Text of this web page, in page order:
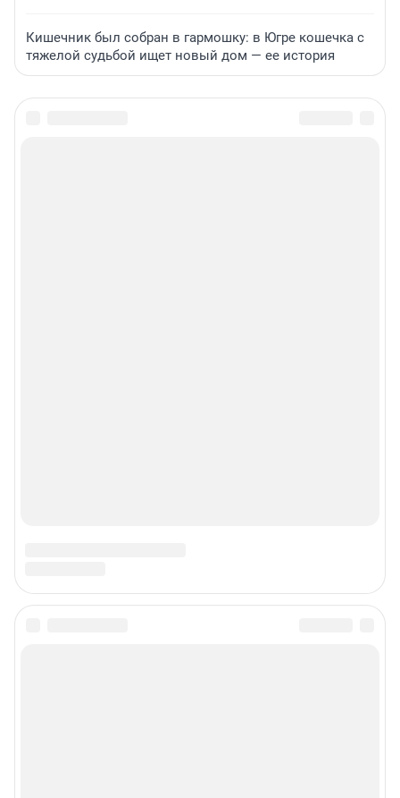
Кишечник был собран в гармошку: в Югре кошечка с
тяжелой судьбой ищет новый дом — ее история